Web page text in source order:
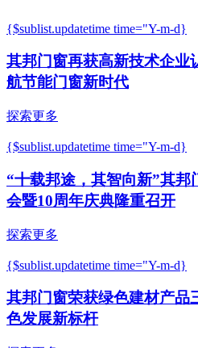
{$sublist.updatetime time="Y-m-d}
其邦门窗再获高新技术企业
航节能门窗新时代
探索更多
{$sublist.updatetime time="Y-m-d}
“十载邦途，其智向新”其邦
会暨10周年庆典隆重召开
探索更多
{$sublist.updatetime time="Y-m-d}
其邦门窗荣获绿色建材产品
色发展新标杆